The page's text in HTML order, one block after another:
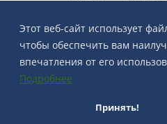
Этот веб-сайт использует
чтобы обеспечить вам
впечатления от его
Подробнее
Принять!
639-60-77
contact@
metaluslu
gi.ru
Суб —
Воскр